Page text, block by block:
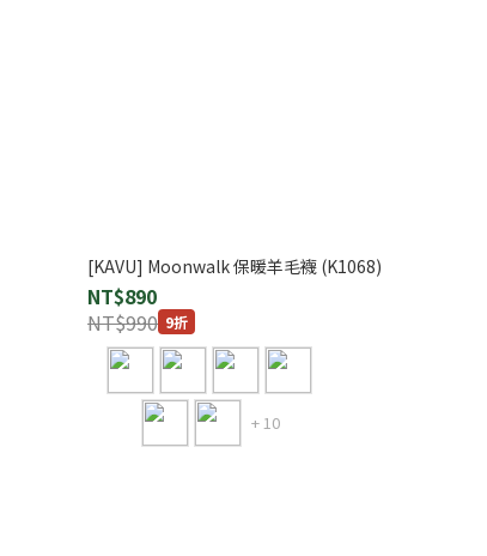
[KAVU] Moonwalk 保暖羊毛襪 (K1068)
NT$890
NT$990 9折
+ 10